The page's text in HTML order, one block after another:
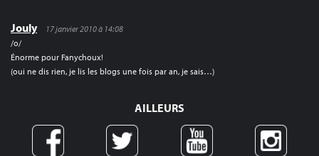
Jouly
17 janvier 2010 à 14:08
/o/
Énorme pour Fanychoux!
(oui ne dis rien, je lis les blogs une fois par an, je sais…)
AILLEURS